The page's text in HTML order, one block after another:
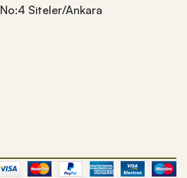
No:4 Siteler/Ankara